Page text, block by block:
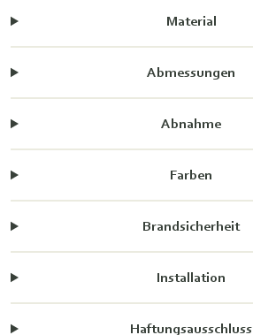
Material
Abmessungen
Abnahme
Farben
Brandsicherheit
Installation
Haftungsausschluss